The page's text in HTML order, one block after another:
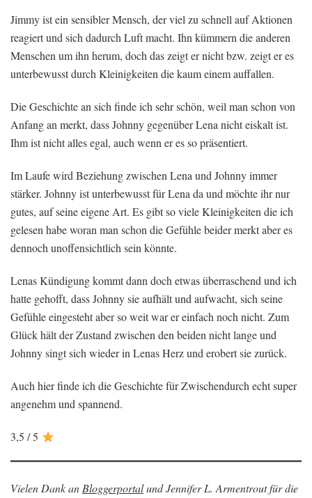
Jimmy ist ein sensibler Mensch, der viel zu schnell auf Aktionen
reagiert und sich dadurch Luft macht. Ihn kümmern die anderen
Menschen um ihn herum, doch das zeigt er nicht bzw. zeigt er es
unterbewusst durch Kleinigkeiten die kaum einem auffallen.
Die Geschichte an sich finde ich sehr schön, weil man schon von
Anfang an merkt, dass Johnny gegenüber Lena nicht eiskalt ist.
Ihm ist nicht alles egal, auch wenn er es so präsentiert.
Im Laufe wird Beziehung zwischen Lena und Johnny immer
stärker. Johnny ist unterbewusst für Lena da und möchte ihr nur
gutes, auf seine eigene Art. Es gibt so viele Kleinigkeiten die ich
gelesen habe woran man schon die Gefühle beider merkt aber es
dennoch unoffensichtlich sein könnte.
Lenas Kündigung kommt dann doch etwas überraschend und ich
hatte gehofft, dass Johnny sie aufhält und aufwacht, sich seine
Gefühle eingesteht aber so weit war er einfach noch nicht. Zum
Glück hält der Zustand zwischen den beiden nicht lange und
Johnny singt sich wieder in Lenas Herz und erobert sie zurück.
Auch hier finde ich die Geschichte für Zwischendurch echt super
angenehm und spannend.
3,5 / 5
Vielen Dank anBloggerportalund Jennifer L. Armentrout für die